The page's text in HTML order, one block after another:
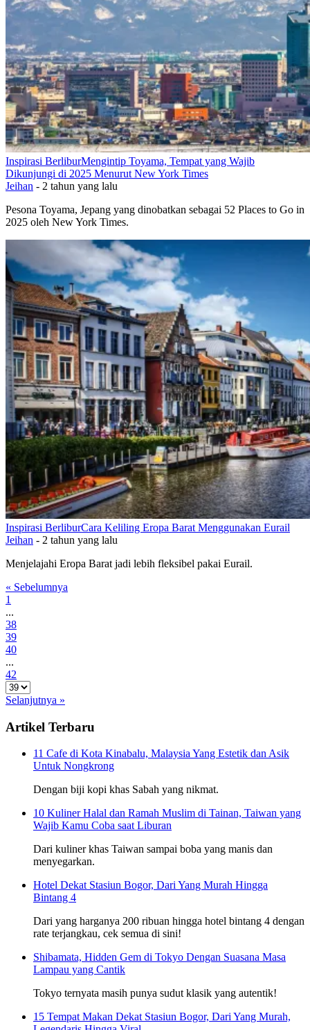
Inspirasi BerliburMengintip Toyama, Tempat yang Wajib
Dikunjungi di 2025 Menurut New York Times
Jeihan - 2 tahun yang lalu
Pesona Toyama, Jepang yang dinobatkan sebagai 52 Places to Go in
2025 oleh New York Times.
Inspirasi BerliburCara Keliling Eropa Barat Menggunakan Eurail
Jeihan - 2 tahun yang lalu
Menjelajahi Eropa Barat jadi lebih fleksibel pakai Eurail.
« Sebelumnya
1
...
38
39
40
...
42
Selanjutnya »
Artikel Terbaru
11 Cafe di Kota Kinabalu, Malaysia Yang Estetik dan Asik
Untuk Nongkrong
Dengan biji kopi khas Sabah yang nikmat.
10 Kuliner Halal dan Ramah Muslim di Tainan, Taiwan yang
Wajib Kamu Coba saat Liburan
Dari kuliner khas Taiwan sampai boba yang manis dan
menyegarkan.
Hotel Dekat Stasiun Bogor, Dari Yang Murah Hingga
Bintang 4
Dari yang harganya 200 ribuan hingga hotel bintang 4 dengan
rate terjangkau, cek semua di sini!
Shibamata, Hidden Gem di Tokyo Dengan Suasana Masa
Lampau yang Cantik
Tokyo ternyata masih punya sudut klasik yang autentik!
15 Tempat Makan Dekat Stasiun Bogor, Dari Yang Murah,